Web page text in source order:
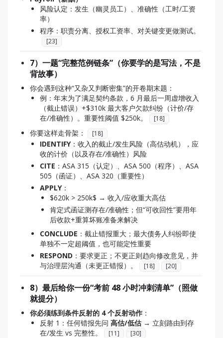
风险认定：发生（幽灵员工）、准确性（工时/工资
率）
程序：职责分离、授权工资率、对关键变更做测试。
[23]
7）一题“完整范例链条”（你要学的是写法，不是
背故事）
你会遇到这种“又杂又判断密集”的开卷期末题：
例：年末为了满足契约条款，6 月最后一周虚增收入
（截止错误）+$310k 最大客户欠款纠纷（计价/存
在/准确性）。重要性阈值 $250k。
[18]
你要这样走骨架： [18]
IDENTIFY：收入的截止/发生风险（高估动机），应
收的计价（以及存在/准确性）风险
CITE ：ASA 315（认定）、ASA 500（程序）、ASA
505（函证）、ASA 320（重要性）
APPLY：
$620k > 250k$ → 收入/应收重大高估
肯定式函证测存在/准确性；但“可收回性”要用年
后收款+重算坏账准备来解决
CONCLUDE ：截止错报重大；最大债务人纠纷即使
单独不一定超阈值，也可能定性重要
RESPOND ：要求更正；不更正则趋向修改意见，并
与治理层沟通（未更正错报）。
[18] [20]
8）最后给你一份“考前 48 小时冲刺清单”（照做
就提分）
你必须练到条件反射的 4 个反射动作 ：
反射 1：任何错报先问 高估/低估 → 立刻路由到存
在/发生 vs 完整性。
[11] [30]